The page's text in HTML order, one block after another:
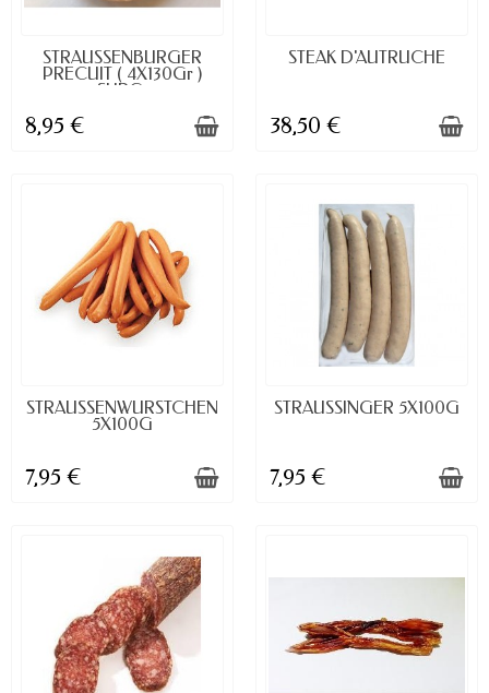
DISPONIBLE
STRAUSSENBURGER
PRECUIT ( 4X130Gr )
SURG.
8,95 €
DISPONIBLE À LA COMMANDE
STEAK D'AUTRUCHE
38,50 €
DISPONIBLE À LA COMMANDE
STRAUSSENWURSTCHEN
5X100G
7,95 €
DISPONIBLE À LA COMMANDE
STRAUSSINGER 5X100G
7,95 €